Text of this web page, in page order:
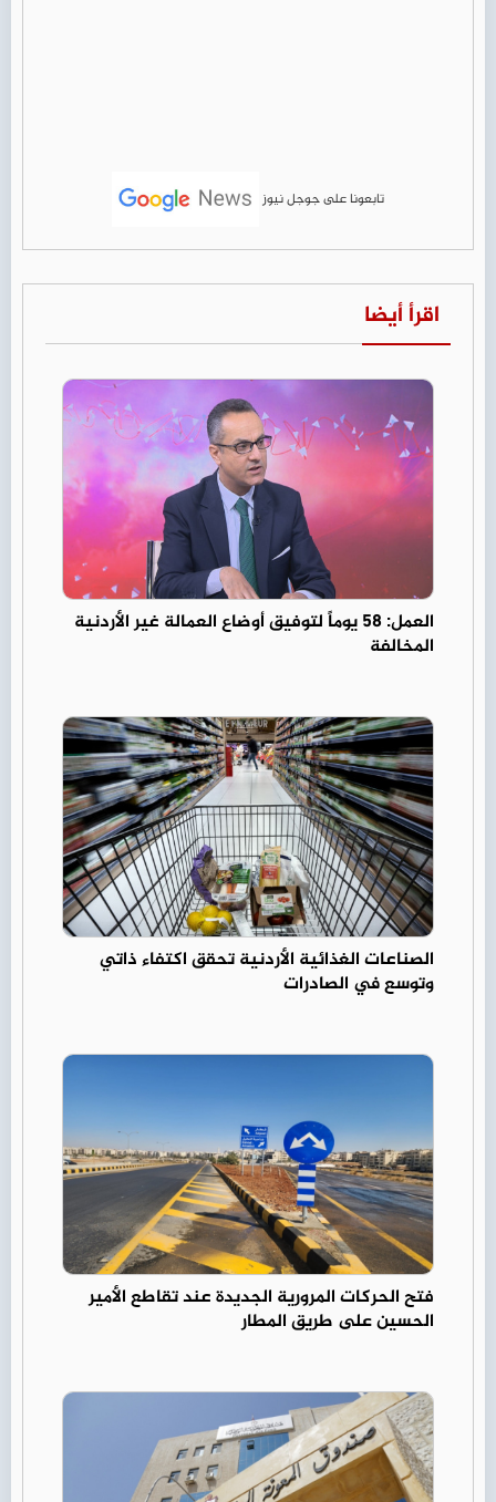
تابعونا على جوجل نيوز
اقرأ أيضا
العمل: 58 يوماً لتوفيق أوضاع العمالة غير الأردنية
المخالفة
الصناعات الغذائية الأردنية تحقق اكتفاء ذاتي
وتوسع في الصادرات
فتح الحركات المرورية الجديدة عند تقاطع الأمير
الحسين على طريق المطار